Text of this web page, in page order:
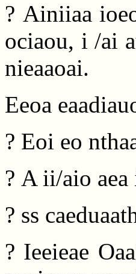
? Ainiiaa
ociaou, i /ai
nieaaoai.
Eeoa
? Eoi eo
? A ii/aio aea
? ss
? Ieeieae